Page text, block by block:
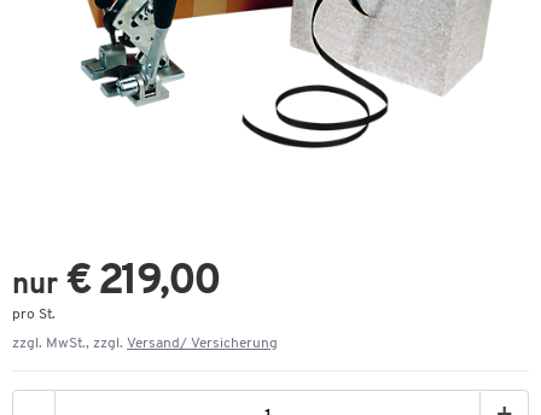
nur € 219,00
pro St.
zzgl. MwSt., zzgl. Versand/ Versicherung